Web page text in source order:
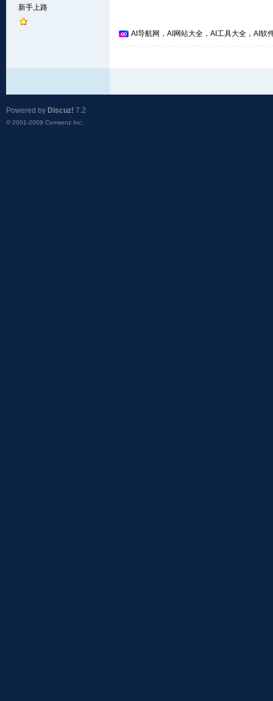
新手上路
AI导航网，AI网站大全，AI工具大全，AI软
Powered by Discuz! 7.2
© 2001-2009 Comsenz Inc.